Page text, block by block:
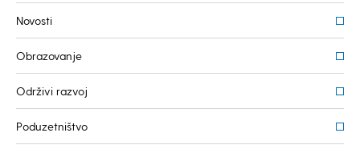
Novosti
Obrazovanje
Održivi razvoj
Poduzetništvo